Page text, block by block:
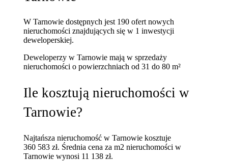
W Tarnowie dostępnych jest 190 ofert nowych
nieruchomości znajdujących się w 1 inwestycji
deweloperskiej.
Deweloperzy w Tarnowie mają w sprzedaży
nieruchomościo powierzchniach od 31 do 80 m²
Ile kosztują nieruchomości w
Tarnowie?
Najtańsza nieruchomość w Tarnowie kosztuje
360 583 zł. Średnia cena za m2 nieruchomości w
Tarnowie wynosi 11 138 zł.